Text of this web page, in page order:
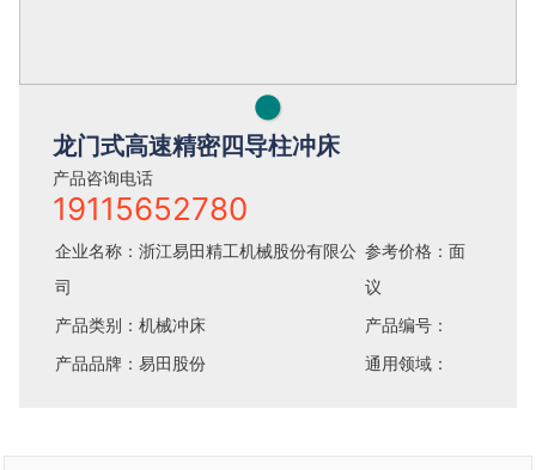
●
龙门式高速精密四导柱冲床
产品咨询电话
19115652780
企业名称：浙江易田精工机械股份有限公
司
参考价格：面
议
产品类别：机械冲床
产品编号：
产品品牌：易田股份
通用领域：